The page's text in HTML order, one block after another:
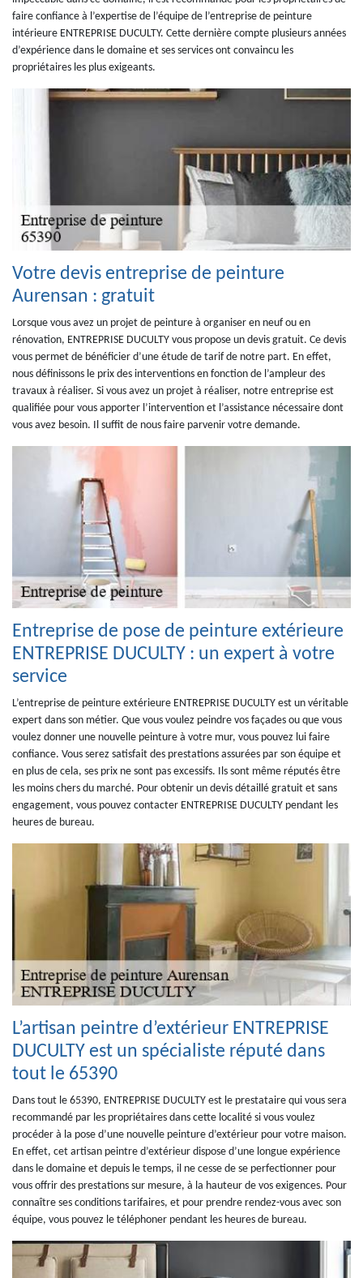
faire confiance à l’expertise de l’équipe de l’entreprise de peinture
intérieure ENTREPRISE DUCULTY. Cette dernière compte plusieurs années
d’expérience dans le domaine et ses services ont convaincu les
propriétaires les plus exigeants.
Votre devis entreprise de peinture
Aurensan : gratuit
Lorsque vous avez un projet de peinture à organiser en neuf ou en
rénovation, ENTREPRISE DUCULTY vous propose un devis gratuit. Ce devis
vous permet de bénéficier d’une étude de tarif de notre part. En effet,
nous définissons le prix des interventions en fonction de l’ampleur des
travaux à réaliser. Si vous avez un projet à réaliser, notre entreprise est
qualifiée pour vous apporter l’intervention et l’assistance nécessaire dont
vous avez besoin. Il suffit de nous faire parvenir votre demande.
Entreprise de pose de peinture extérieure
ENTREPRISE DUCULTY : un expert à votre
service
L’entreprise de peinture extérieure ENTREPRISE DUCULTY est un véritable
expert dans son métier. Que vous voulez peindre vos façades ou que vous
voulez donner une nouvelle peinture à votre mur, vous pouvez lui faire
confiance. Vous serez satisfait des prestations assurées par son équipe et
en plus de cela, ses prix ne sont pas excessifs. Ils sont même réputés être
les moins chers du marché. Pour obtenir un devis détaillé gratuit et sans
engagement, vous pouvez contacter ENTREPRISE DUCULTY pendant les
heures de bureau.
L’artisan peintre d’extérieur ENTREPRISE
DUCULTY est un spécialiste réputé dans
tout le 65390
Dans tout le 65390, ENTREPRISE DUCULTY est le prestataire qui vous sera
recommandé par les propriétaires dans cette localité si vous voulez
procéder à la pose d’une nouvelle peinture d’extérieur pour votre maison.
En effet, cet artisan peintre d’extérieur dispose d’une longue expérience
dans le domaine et depuis le temps, il ne cesse de se perfectionner pour
vous offrir des prestations sur mesure, à la hauteur de vos exigences. Pour
connaître ses conditions tarifaires, et pour prendre rendez-vous avec son
équipe, vous pouvez le téléphoner pendant les heures de bureau.